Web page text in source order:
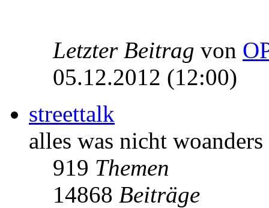
Letzter Beitrag von
05.12.2012 (12:00)
streettalk
alles was nicht
919 Themen
14868 Beiträge